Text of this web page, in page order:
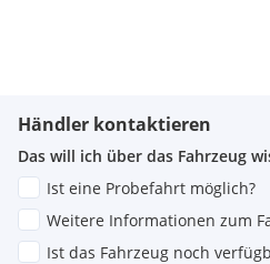
Händler kontaktieren
Das will ich über das Fahrzeug
Ist eine Probefahrt möglich?
Weitere Informationen zum
Ist das Fahrzeug noch